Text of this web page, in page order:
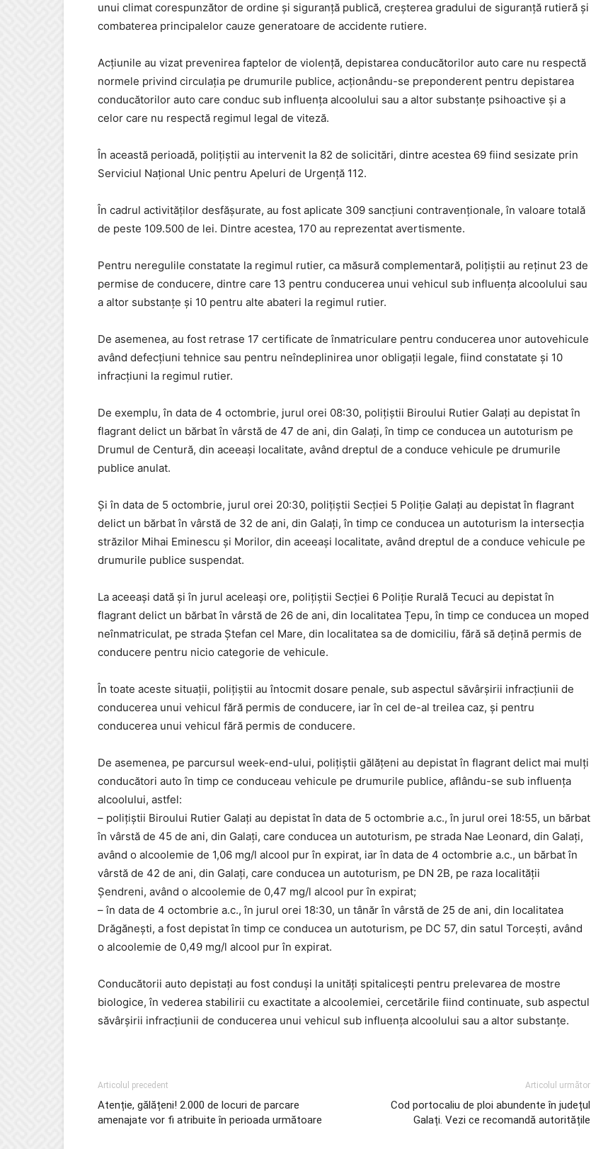
unui climat corespunzător de ordine și siguranță publică, creșterea gradului de siguranță rutieră și
combaterea principalelor cauze generatoare de accidente rutiere.
Acțiunile au vizat prevenirea faptelor de violență, depistarea conducătorilor auto care nu respectă
normele privind circulația pe drumurile publice, acționându-se preponderent pentru depistarea
conducătorilor auto care conduc sub influența alcoolului sau a altor substanțe psihoactive și a
celor care nu respectă regimul legal de viteză.
În această perioadă, poliţiştii au intervenit la 82 de solicitări, dintre acestea 69 fiind sesizate prin
Serviciul Național Unic pentru Apeluri de Urgență 112.
În cadrul activităţilor desfăşurate, au fost aplicate 309 sancțiuni contravenționale, în valoare totală
de peste 109.500 de lei. Dintre acestea, 170 au reprezentat avertismente.
Pentru neregulile constatate la regimul rutier, ca măsură complementară, polițiștii au reținut 23 de
permise de conducere, dintre care 13 pentru conducerea unui vehicul sub influența alcoolului sau
a altor substanțe și 10 pentru alte abateri la regimul rutier.
De asemenea, au fost retrase 17 certificate de înmatriculare pentru conducerea unor autovehicule
având defecțiuni tehnice sau pentru neîndeplinirea unor obligații legale, fiind constatate și 10
infracțiuni la regimul rutier.
De exemplu, în data de 4 octombrie, jurul orei 08:30, polițiștii Biroului Rutier Galați au depistat în
flagrant delict un bărbat în vârstă de 47 de ani, din Galați, în timp ce conducea un autoturism pe
Drumul de Centură, din aceeași localitate, având dreptul de a conduce vehicule pe drumurile
publice anulat.
Și în data de 5 octombrie, jurul orei 20:30, polițiștii Secției 5 Poliție Galați au depistat în flagrant
delict un bărbat în vârstă de 32 de ani, din Galați, în timp ce conducea un autoturism la intersecția
străzilor Mihai Eminescu și Morilor, din aceeași localitate, având dreptul de a conduce vehicule pe
drumurile publice suspendat.
La aceeași dată și în jurul aceleași ore, polițiștii Secției 6 Poliție Rurală Tecuci au depistat în
flagrant delict un bărbat în vârstă de 26 de ani, din localitatea Țepu, în timp ce conducea un moped
neînmatriculat, pe strada Ștefan cel Mare, din localitatea sa de domiciliu, fără să dețină permis de
conducere pentru nicio categorie de vehicule.
În toate aceste situații, polițiștii au întocmit dosare penale, sub aspectul săvârșirii infracțiunii de
conducerea unui vehicul fără permis de conducere, iar în cel de-al treilea caz, și pentru
conducerea unui vehicul fără permis de conducere.
De asemenea, pe parcursul week-end-ului, polițiștii gălățeni au depistat în flagrant delict mai mulți
conducători auto în timp ce conduceau vehicule pe drumurile publice, aflându-se sub influența
alcoolului, astfel:
– polițiștii Biroului Rutier Galați au depistat în data de 5 octombrie a.c., în jurul orei 18:55, un bărbat
în vârstă de 45 de ani, din Galați, care conducea un autoturism, pe strada Nae Leonard, din Galați,
având o alcoolemie de 1,06 mg/l alcool pur în expirat, iar în data de 4 octombrie a.c., un bărbat în
vârstă de 42 de ani, din Galați, care conducea un autoturism, pe DN 2B, pe raza localității
Șendreni, având o alcoolemie de 0,47 mg/l alcool pur în expirat;
– în data de 4 octombrie a.c., în jurul orei 18:30, un tânăr în vârstă de 25 de ani, din localitatea
Drăgănești, a fost depistat în timp ce conducea un autoturism, pe DC 57, din satul Torcești, având
o alcoolemie de 0,49 mg/l alcool pur în expirat.
Conducătorii auto depistați au fost conduși la unități spitalicești pentru prelevarea de mostre
biologice, în vederea stabilirii cu exactitate a alcoolemiei, cercetările fiind continuate, sub aspectul
săvârșirii infracțiunii de conducerea unui vehicul sub influența alcoolului sau a altor substanțe.
Articolul precedent
Atenție, gălățeni! 2.000 de locuri de parcare
amenajate vor fi atribuite în perioada următoare
Articolul următor
Cod portocaliu de ploi abundente în județul
Galați. Vezi ce recomandă autoritățile